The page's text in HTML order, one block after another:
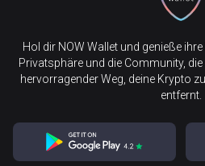
Hol dir NOW Wallet und genieße
Privatsphäre und die Community,
hervorragender Weg, deine Krypto
entfernt.